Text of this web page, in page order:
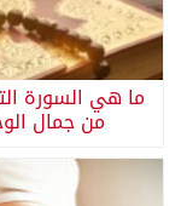
ما هي السورة
من جمال